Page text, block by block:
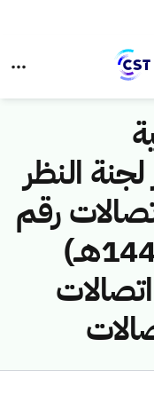
النظر
رقم
(43114397/ق/1443هــ)